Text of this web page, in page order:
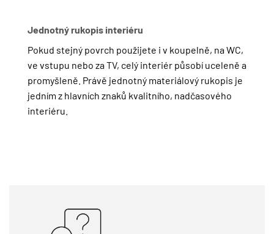
Jednotný rukopis interiéru
Pokud stejný povrch použijete i v koupelně, na WC,
ve vstupu nebo za TV, celý interiér působí uceleně a
promyšleně. Právě jednotný materiálový rukopis je
jedním z hlavních znaků kvalitního, nadčasového
interiéru.